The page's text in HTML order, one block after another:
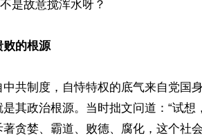
是故意搅浑水呀？
败的根源
共制度，自恃特权的底气来自党国
其政治根源。当时拙文问道：“试
贪婪、霸道、败德、腐化，这个社